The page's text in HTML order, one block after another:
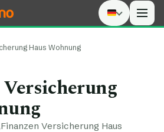
Haus Wohnung
Versicherung Haus